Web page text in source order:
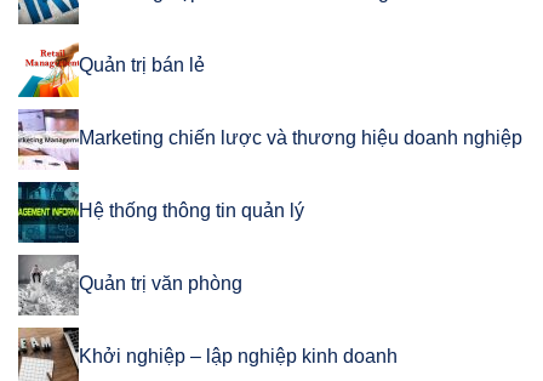
Quản trị bán lẻ
Marketing chiến lược và thương hiệu doanh nghiệp
Hệ thống thông tin quản lý
Quản trị văn phòng
Khởi nghiệp – lập nghiệp kinh doanh